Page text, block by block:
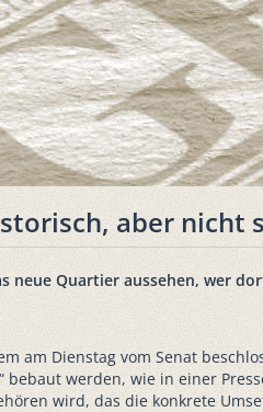
aber nicht
neue Quartier aussehen, wer
am Dienstag vom Senat
werden, wie in einer
wird, das die konkrete